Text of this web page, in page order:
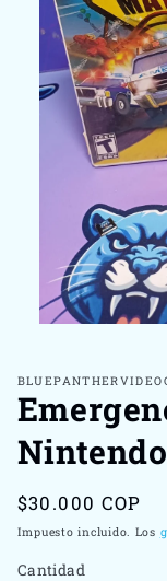
1
una
modal
Precio
habitual
$30.000 COP
Impuesto incluido. Los
Cantidad